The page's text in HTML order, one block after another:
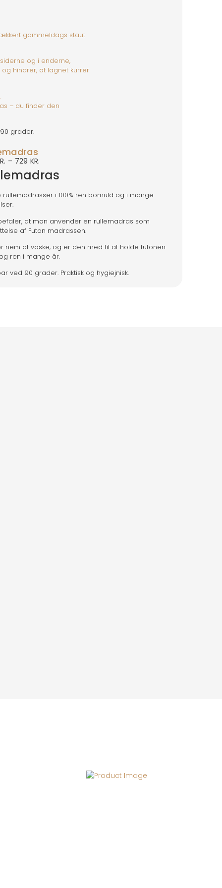
gammeldags staut
og i enderne,
hindrer, at lagnet kurrer
– du finder den
grader.
– 729 KR.
rullemadrasser i 100% ren bomuld og i mange
at man anvender en rullemadras som
af Futon madrassen.
nem at vaske, og er den med til at holde futonen
ren i mange år.
ved 90 grader. Praktisk og hygiejnisk.